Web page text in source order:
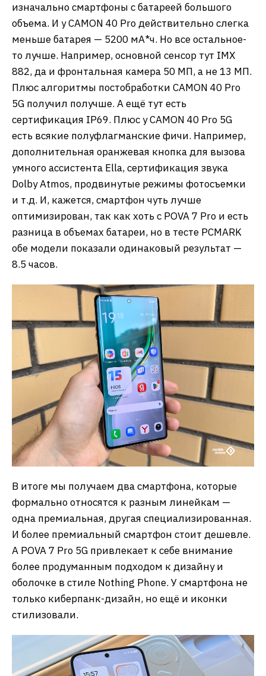
изначально смартфоны с батареей большого
объема. И у CAMON 40 Pro действительно слегка
меньше батарея — 5200 мА*ч. Но все остальное-
то лучше. Например, основной сенсор тут IMX
882, да и фронтальная камера 50 МП, а не 13 МП.
Плюс алгоритмы постобработки CAMON 40 Pro
5G получил получше. А ещё тут есть
сертификация IP69. Плюс у CAMON 40 Pro 5G
есть всякие полуфлагманские фичи. Например,
дополнительная оранжевая кнопка для вызова
умного ассистента Ella, сертификация звука
Dolby Atmos, продвинутые режимы фотосъемки
и т.д. И, кажется, смартфон чуть лучше
оптимизирован, так как хоть с POVA 7 Pro и есть
разница в объемах батареи, но в тесте PCMARK
обе модели показали одинаковый результат —
8.5 часов.
В итоге мы получаем два смартфона, которые
формально относятся к разным линейкам —
одна премиальная, другая специализированная.
И более премиальный смартфон стоит дешевле.
А POVA 7 Pro 5G привлекает к себе внимание
более продуманным подходом к дизайну и
оболочке в стиле Nothing Phone. У смартфона не
только киберпанк-дизайн, но ещё и иконки
стилизовали.